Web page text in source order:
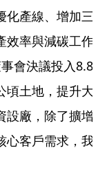
化產線、增加三
效率與減碳工作
會決議投入8.8
頃土地，提升大
設廠，除了擴增
心客戶需求，我